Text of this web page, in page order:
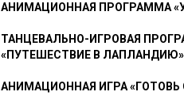
АНИМАЦИОННАЯ ПРОГРАММА
ТАНЦЕВАЛЬНО-ИГРОВАЯ
«ПУТЕШЕСТВИЕ В ЛАПЛАНДИЮ»
АНИМАЦИОННАЯ ИГРА